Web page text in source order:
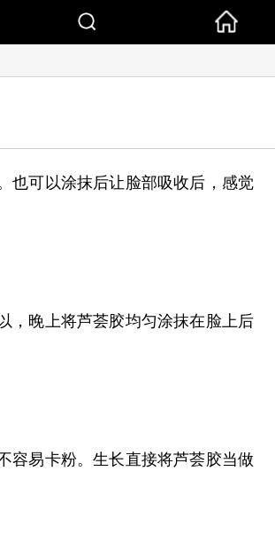
也可以涂抹后让脸部吸收后，感觉
，晚上将芦荟胶均匀涂抹在脸上后
容易卡粉。生长直接将芦荟胶当做